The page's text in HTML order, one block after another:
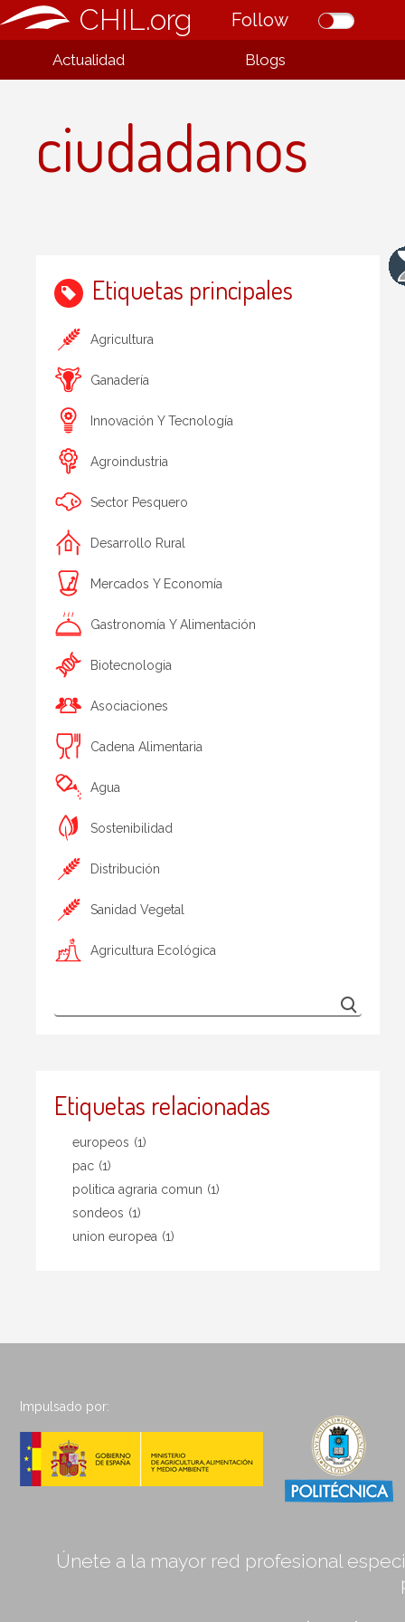
CHIL.org Follow
Actualidad Blogs
ciudadanos
Etiquetas principales
Agricultura
Ganadería
Innovación Y Tecnología
Agroindustria
Sector Pesquero
Desarrollo Rural
Mercados Y Economía
Gastronomía Y Alimentación
Biotecnologia
Asociaciones
Cadena Alimentaria
Agua
Sostenibilidad
Distribución
Sanidad Vegetal
Agricultura Ecológica
Etiquetas relacionadas
europeos (1)
pac (1)
politica agraria comun (1)
sondeos (1)
union europea (1)
Impulsado por:
Únete a la mayor red profesional